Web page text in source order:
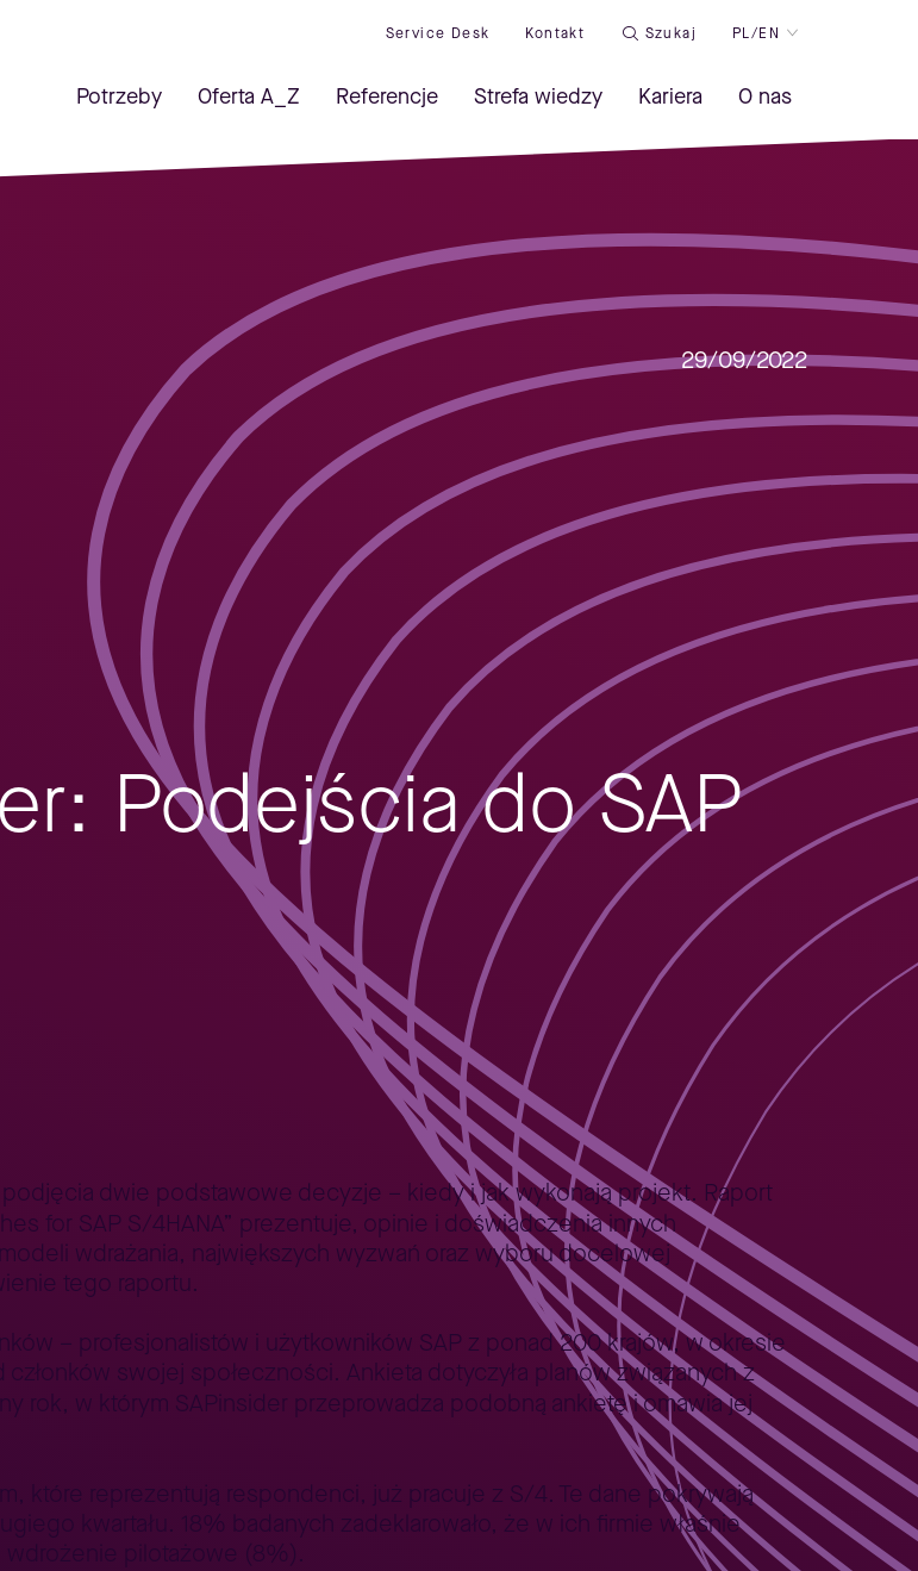
Service Desk Kontakt Szukaj PL/EN
Potrzeby Oferta A_Z Referencje Strefa wiedzy Kariera O nas
29/09/2022
Podejścia do SAP
podjęcia dwie podstawowe decyzje – kiedy i jak wykonają projekt. Raport
for SAP S/4HANA” prezentuje, opinie i doświadczenia innych
wdrażania, największych wyzwań oraz wyboru docelowej
tego raportu.
– profesjonalistów i użytkowników SAP z ponad 200 krajów, w okresie
swojej społeczności. Ankieta dotyczyła planów związanych z
rok, w którym SAPinsider przeprowadza podobną ankietę i omawia jej
które reprezentują respondenci, już pracuje z S/4. Te dane pokrywają
kwartału. 18% badanych zadeklarowało, że w ich firmie właśnie
wdrożenie pilotażowe (8%).